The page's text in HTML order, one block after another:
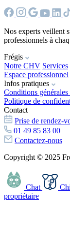
Nos experts veillent
professionnels à
Frégis
Notre CHV Services
Espace professionnel
Infos pratiques
Conditions
Politique de
Contact
Prise de rendez-
01 49 85 83 00
Contactez-nous
Copyright © 2025
Chat
propriétaire